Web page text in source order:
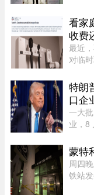
美狠
看家
收费
最近
对临
$60至
实已
特朗
口企
一大
业，8
金，
师和
蒙特
周四
铁站